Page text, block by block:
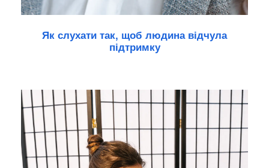
Як слухати так, щоб людина відчула
підтримку